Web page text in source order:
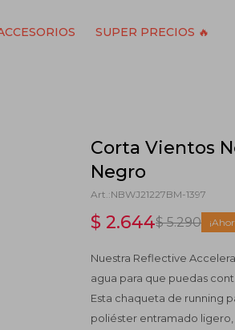
SUPER PRECIOS 🔥
Corta Vientos
Negro
NBWJ21227BM-1397
$ 2.644$ 5.290
Nuestra Reflective
agua para que puedas
Esta chaqueta de running
poliéster entramado